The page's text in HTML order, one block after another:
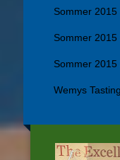
Sommer 2015
Sommer 2015
Sommer 2015
Wemys